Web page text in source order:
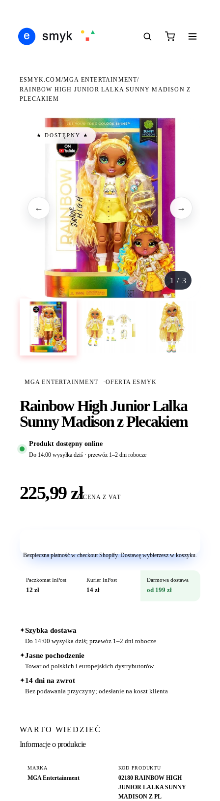
ESMYK.COM/MGA ENTERTAINMENT/
RAINBOW HIGH JUNIOR LALKA SUNNY MADISON Z
PLECAKIEM
★ DOSTĘPNY ★
← →
1 / 3
MGA ENTERTAINMENT ·OFERTA ESMYK
Rainbow High Junior Lalka
Sunny Madison z Plecakiem
Produkt dostępny online
Do 14:00 wysyłka dziś · przewóz 1–2 dni robocze
225,99 złCENA Z VAT
Bezpieczna płatność w checkout Shopify. Dostawę wybierzesz w koszyku.
Paczkomat InPost
12 zł
Kurier InPost
14 zł
Darmowa dostawa
od 199 zł
✦Szybka dostawa
Do 14:00 wysyłka dziś; przewóz 1–2 dni robocze
✦Jasne pochodzenie
Towar od polskich i europejskich dystrybutorów
✦14 dni na zwrot
Bez podawania przyczyny; odesłanie na koszt klienta
WARTO WIEDZIEĆ
Informacje o produkcie
MARKA
MGA Entertainment
KOD PRODUKTU
02180 RAINBOW HIGH
JUNIOR LALKA SUNNY
MADISON Z PL